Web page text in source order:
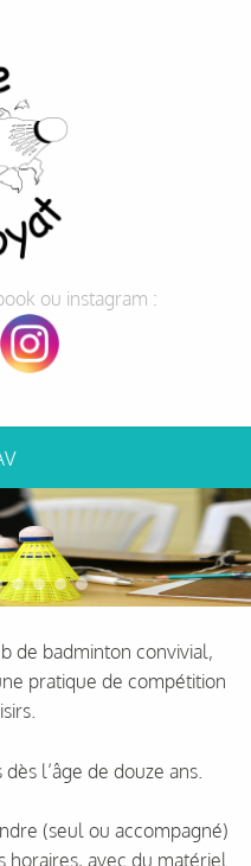
ou instagram :
de badminton convivial,
pratique de compétition
l’âge de douze ans.
(seul ou accompagné)
horaires, avec du matériel